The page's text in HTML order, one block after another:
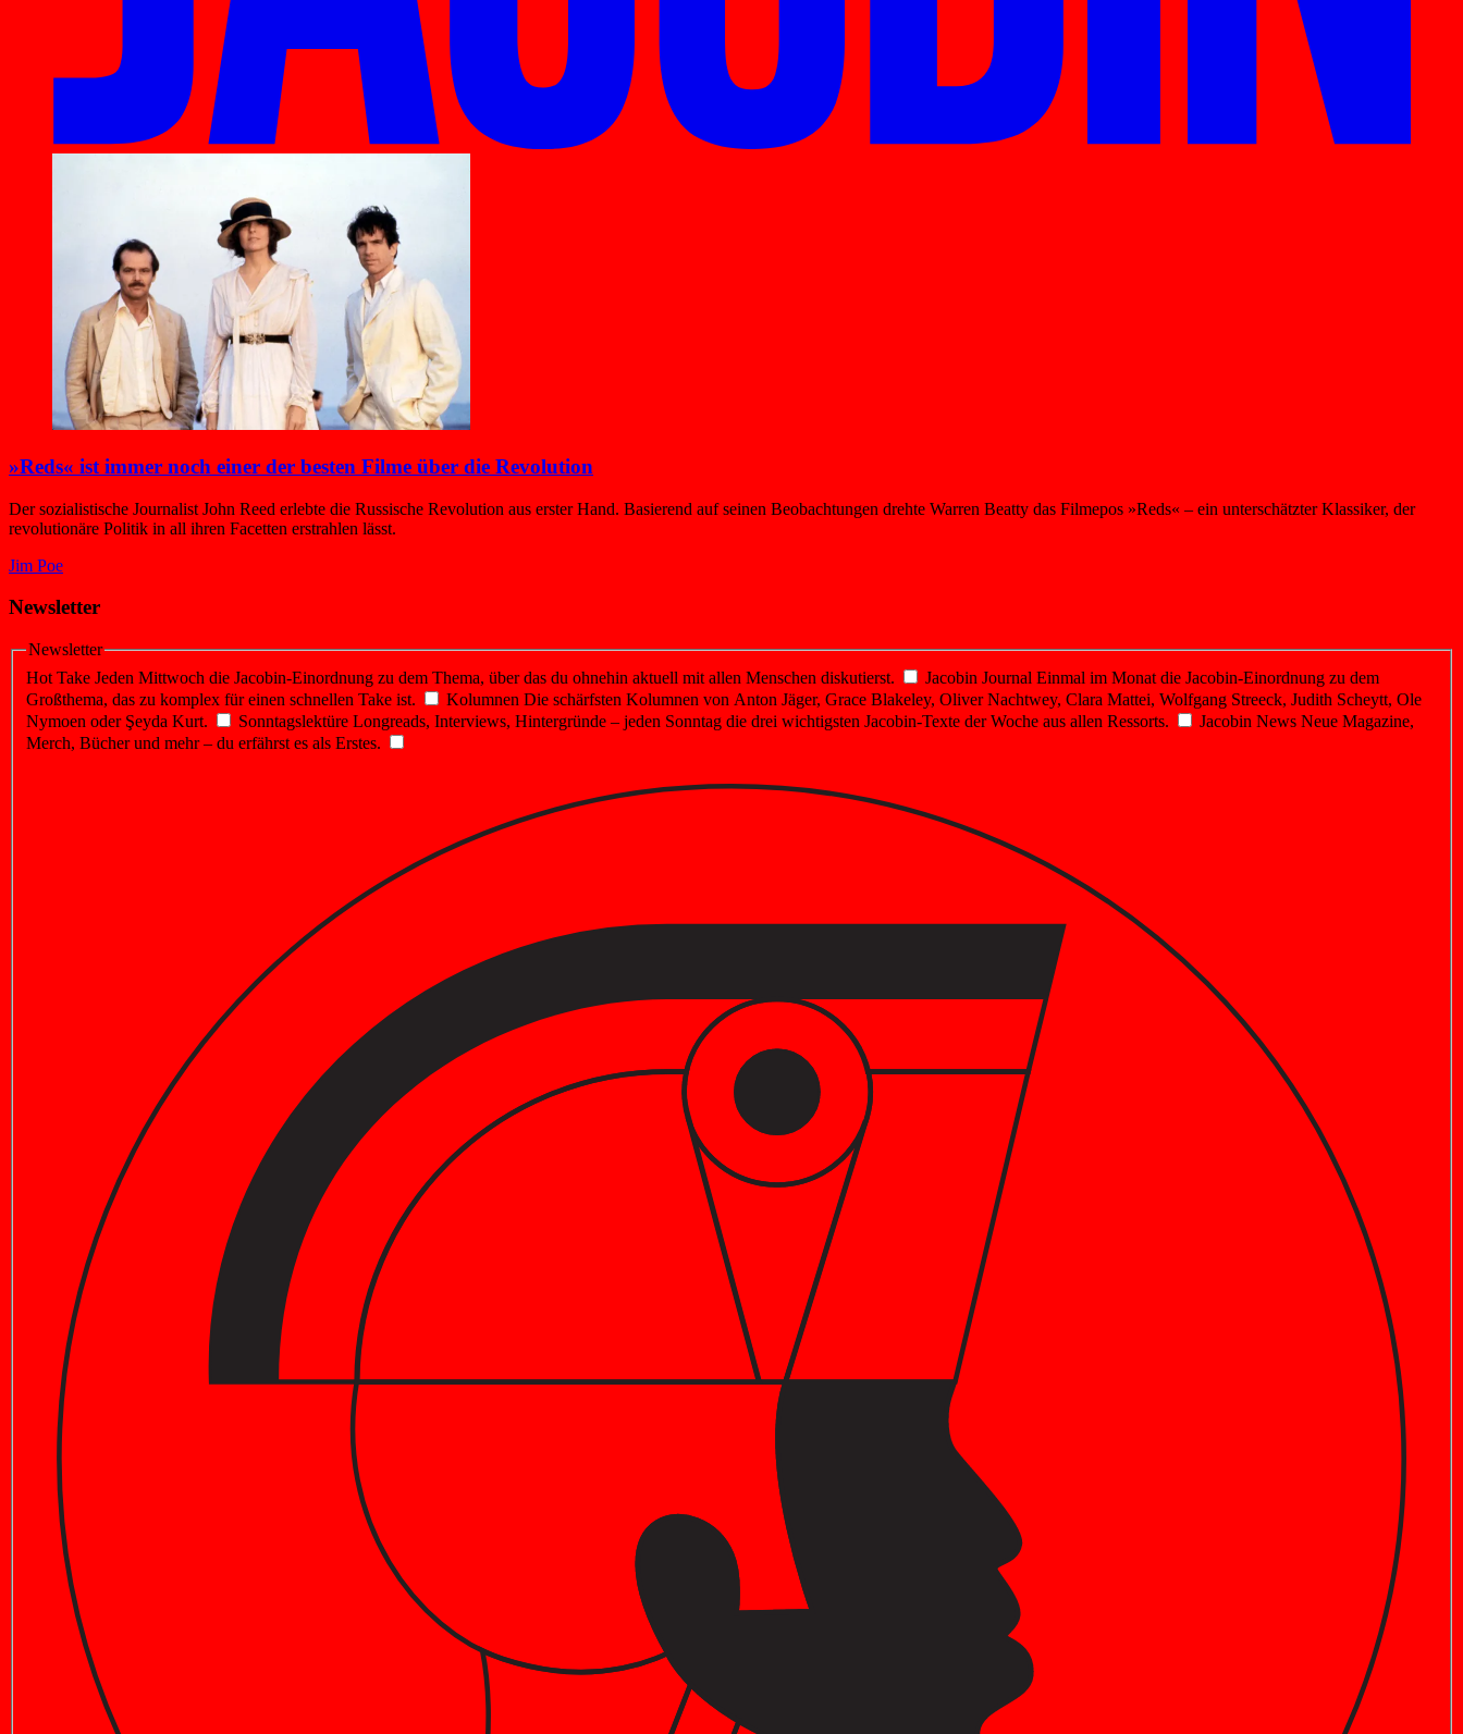
»Reds« ist immer noch einer der besten Filme über die Revolution
Der sozialistische Journalist John Reed erlebte die Russische Revolution aus erster Hand. Basierend auf seinen Beobachtungen drehte Warren Beatty das Filmepos »Reds« – ein unterschätzter Klassiker, der
revolutionäre Politik in all ihren Facetten erstrahlen lässt.
Jim Poe
Newsletter
Newsletter
Hot Take Jeden Mittwoch die Jacobin-Einordnung zu dem Thema, über das du ohnehin aktuell mit allen Menschen diskutierst. Jacobin Journal Einmal im Monat die Jacobin-Einordnung zu dem
Großthema, das zu komplex für einen schnellen Take ist.
Kolumnen Die schärfsten Kolumnen von Anton Jäger, Grace Blakeley, Oliver Nachtwey, Clara Mattei, Wolfgang Streeck, Judith Scheytt, Ole
Nymoen oder Şeyda Kurt.
Sonntagslektüre Longreads, Interviews, Hintergründe – jeden Sonntag die drei wichtigsten Jacobin-Texte der Woche aus allen Ressorts. Jacobin News Neue Magazine,
Merch, Bücher und mehr – du erfährst es als Erstes.